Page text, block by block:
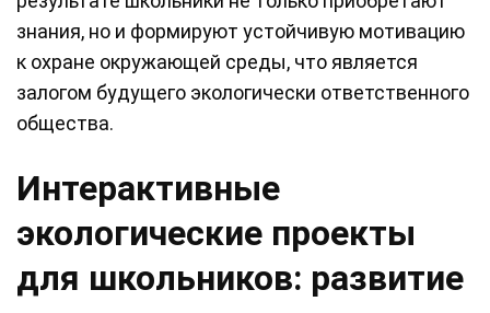
знания, но и формируют устойчивую мотивацию
к охране окружающей среды, что является
залогом будущего экологически ответственного
общества.
Интерактивные
экологические проекты
для школьников: развитие